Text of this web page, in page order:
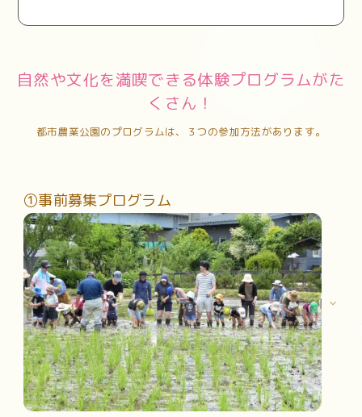
自然や文化を満喫できる体験プログラムがた
くさん！
都市農業公園のプログラムは、３つの参加方法があります。
①事前募集プログラム